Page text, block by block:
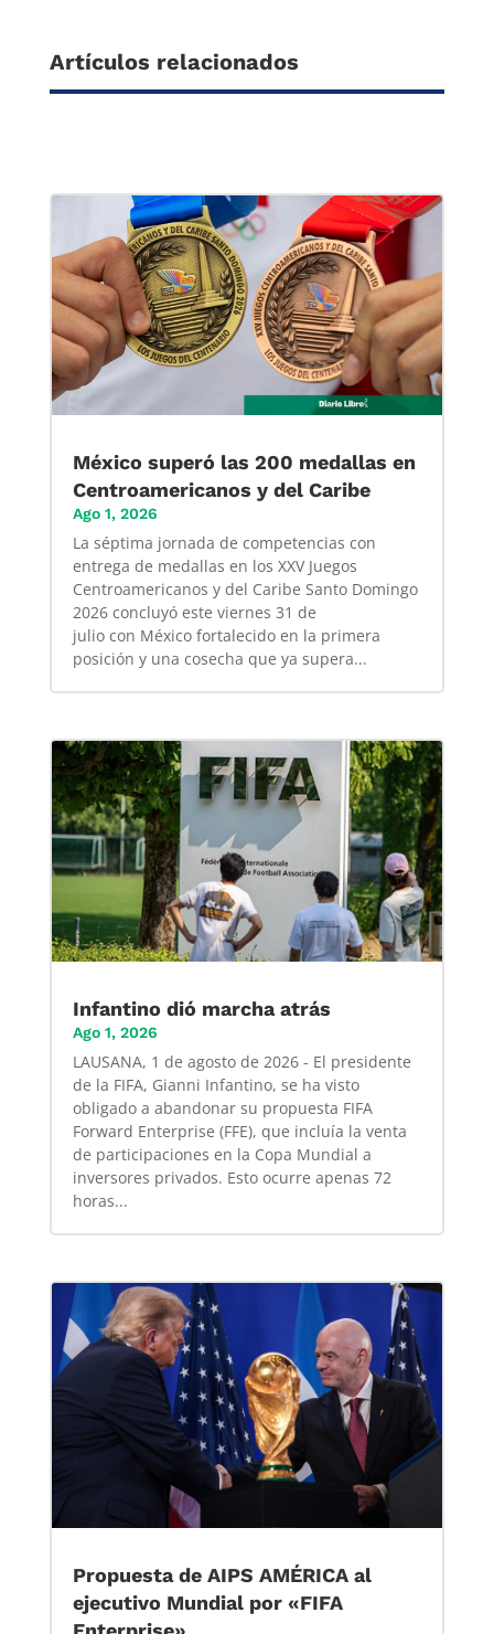
Artículos relacionados
México superó las 200 medallas en
Centroamericanos y del Caribe
Ago 1, 2026
La séptima jornada de competencias con
entrega de medallas en los XXV Juegos
Centroamericanos y del Caribe Santo Domingo
2026 concluyó este viernes 31 de
julio con México fortalecido en la primera
posición y una cosecha que ya supera...
Infantino dió marcha atrás
Ago 1, 2026
LAUSANA, 1 de agosto de 2026 - El presidente
de la FIFA, Gianni Infantino, se ha visto
obligado a abandonar su propuesta FIFA
Forward Enterprise (FFE), que incluía la venta
de participaciones en la Copa Mundial a
inversores privados. Esto ocurre apenas 72
horas...
Propuesta de AIPS AMÉRICA al
ejecutivo Mundial por «FIFA